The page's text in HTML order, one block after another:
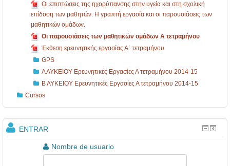
Οι επιπτώσεις της ηχορύπανσης στην υγεία και στη σχολική
επίδοση των μαθητών. Η γραπτή εργασία και οι παρουσιάσεις των
μαθητικών ομάδων.
Οι παρουσιάσεις των μαθητικών ομάδων Α τετραμήνου
Έκθεση ερευνητικής εργασίας Α΄ τετραμήνου
GPS
Α ΛΥΚΕΙΟΥ Ερευνητικές Εργασίες Α τετραμήνου 2014-15
Β ΛΥΚΕΙΟΥ Ερευνητικές Εργασίες Α τετραμήνου 2014-15
Cursos
ENTRAR
Nombre de usuario